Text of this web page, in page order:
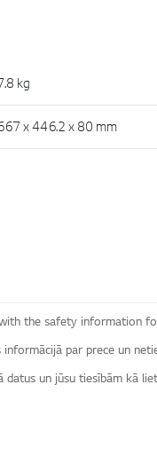
kg
x 446.2 x 80 mm
the safety information
par prece un
un jūsu tiesībām kā